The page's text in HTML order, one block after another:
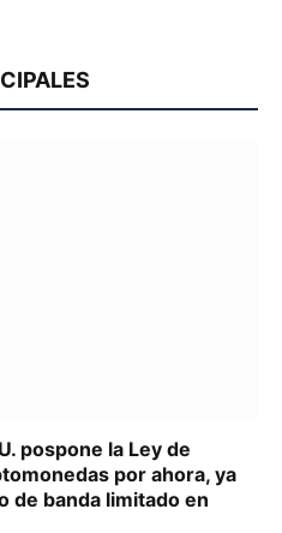
pospone la Ley de
por ahora, ya
de banda limitado en